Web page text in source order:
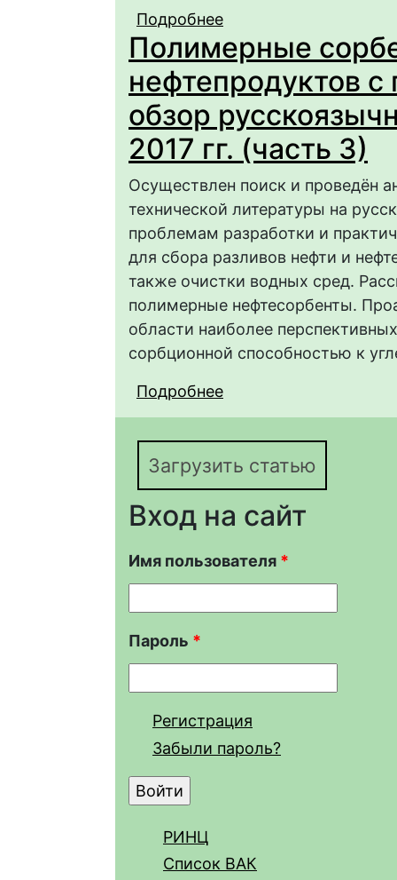
Подробнее
поверхности
2017 гг. (часть 2)
Полимерные
нефтепродуктов
обзор
2017 гг. (часть 3)
Осуществлен поиск и проведён
технической литературы на
проблемам разработки и
для сбора разливов нефти и
также очистки водных сред.
полимерные нефтесорбенты.
области наиболее
сорбционной способностью к
Подробнее
поверхности
2000–2017 гг. (часть
Загрузить статью
Вход на сайт
Имя пользователя *
Пароль *
Регистрация
Забыли пароль?
РИНЦ
Список ВАК